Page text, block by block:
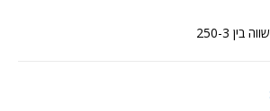
250-3